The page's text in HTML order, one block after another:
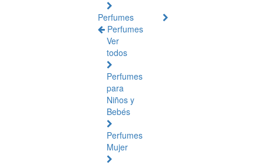
Perfumes
Perfumes
Ver
todos
Perfumes
para
Niños y
Bebés
Perfumes
Mujer